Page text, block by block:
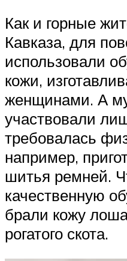
Как и горные
Кавказа, для
использовали
кожи,
женщинами. А
участвовали
требовалась
например,
шитья ремней.
качественную
брали кожу
рогатого скота.